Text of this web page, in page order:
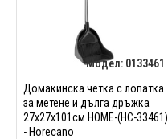
Модел: 0133461
Домакинска четка с лопатка
за метене и дълга дръжка
27x27x101см HOME-(HC-33461)
- Horecano